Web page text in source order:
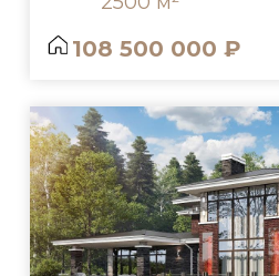
108 500 000 ₽